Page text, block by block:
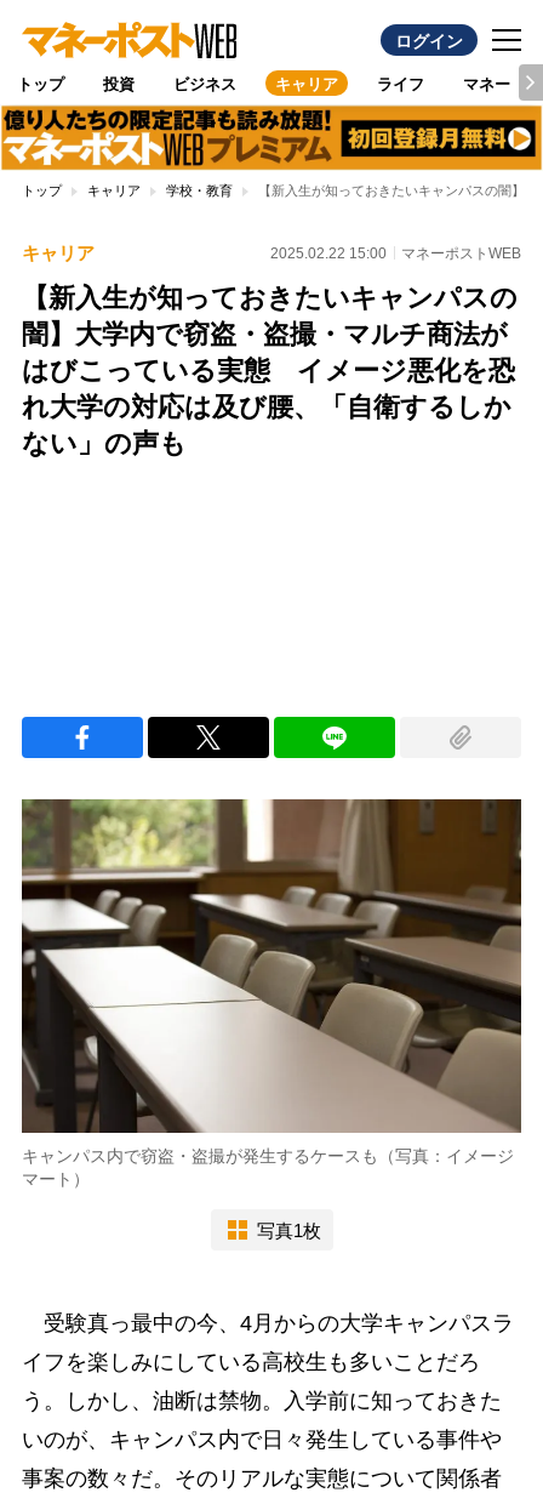
ログイン
トップ 投資 ビジネス キャリア ライフ マネー
トップ キャリア 学校・教育 【新入生が知っておきたいキャンパスの闇】
キャリア 2025.02.22 15:00 マネーポストWEB
【新入生が知っておきたいキャンパスの
闇】大学内で窃盗・盗撮・マルチ商法が
はびこっている実態 イメージ悪化を恐
れ大学の対応は及び腰、「自衛するしか
ない」の声も
キャンパス内で窃盗・盗撮が発生するケースも（写真：イメージ
マート）
写真1枚
受験真っ最中の今、4月からの大学キャンパスラ
イフを楽しみにしている高校生も多いことだろ
う。しかし、油断は禁物。入学前に知っておきた
いのが、キャンパス内で日々発生している事件や
事案の数々だ。そのリアルな実態について関係者